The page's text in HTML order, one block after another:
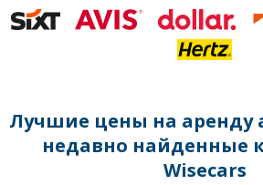
get
the
dates.
Лучшие цены на аренду
недавно найденные
Wisecars